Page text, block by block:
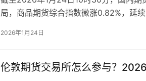
局，商品期货综合指数微涨0.82%，延
间震荡，农产品板块表现疲软。本文结
况 …
2026年1月24日
伦敦期货交易所怎么参与？